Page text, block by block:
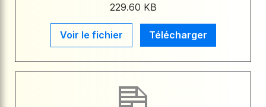
229.60 KB
Voir le fichier Télécharger